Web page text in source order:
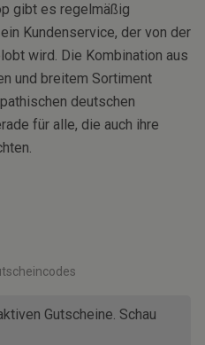
gibt es regelmäßig
Kundenservice, der von der
wird. Die Kombination aus
und breitem Sortiment
deutschen
für alle, die auch ihre
Gutscheine. Schau